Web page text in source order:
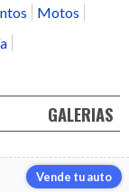
Motos
GALERIAS
Vende tu auto